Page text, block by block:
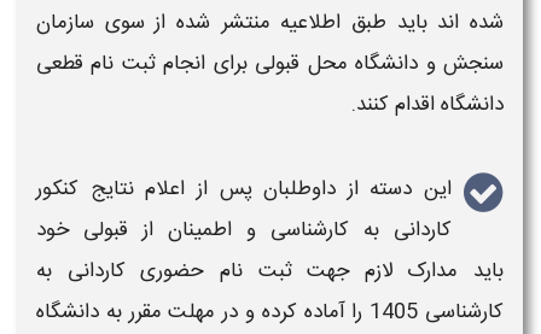
شده اند باید طبق اطلاعیه منتشر شده از سوی سازمان
سنجش و دانشگاه محل قبولی برای انجامثبت نامقطعی
دانشگاه اقدام کنند.
این دسته از داوطلبان پس از اعلام نتایج کنکور
کاردانی به کارشناسی و اطمینان از قبولی خود
باید مدارک لازم جهت ثبت نام حضوری کاردانی به
کارشناسی 1405
را آماده کرده و در مهلت مقرر به دانشگاه